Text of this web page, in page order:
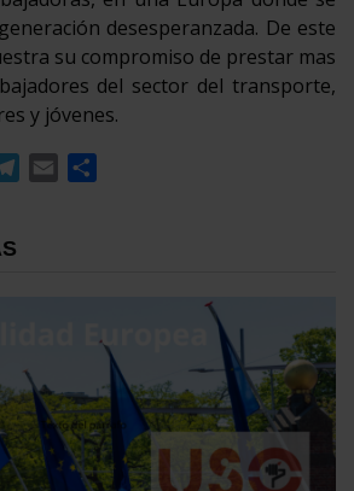
desesperanzada. De este
su compromiso de prestar mas
del sector del transporte,
y jóvenes.
Telegram
Email